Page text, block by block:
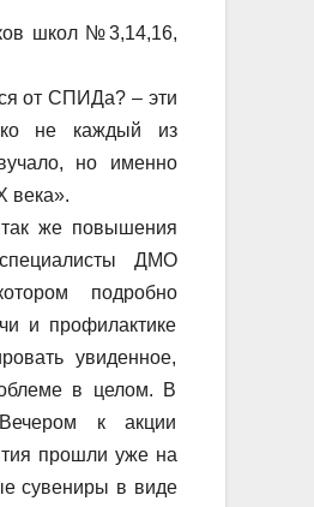
школ №3,14,16,
от СПИДа? – эти
не каждый из
но именно
века».
же повышения
ДМО
подробно
и профилактике
увиденное,
в целом. В
к акции
прошли уже на
сувениры в виде